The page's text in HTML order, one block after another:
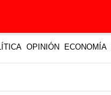
OPINIÓN ECONOMÍA